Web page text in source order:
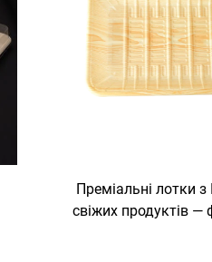
Преміальні лотки
свіжих продуктів —